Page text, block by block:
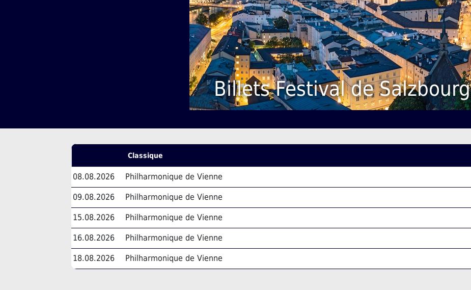
Billets Festival de Salzbourg
Classique
08.08.2026 Philharmonique de Vienne
09.08.2026 Philharmonique de Vienne
15.08.2026 Philharmonique de Vienne
16.08.2026 Philharmonique de Vienne
18.08.2026 Philharmonique de Vienne